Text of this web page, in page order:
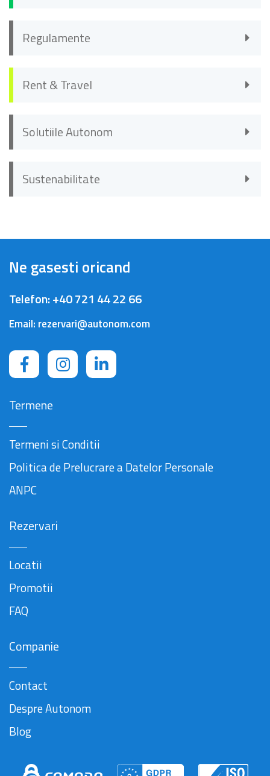
Regulamente
Rent & Travel
Solutiile Autonom
Sustenabilitate
Ne gasesti oricand
Telefon:+40 721 44 22 66
Email: rezervari@autonom.com
Termene
Termeni si Conditii
Politica de Prelucrare a Datelor Personale
ANPC
Rezervari
Locatii
Promotii
FAQ
Companie
Contact
Despre Autonom
Blog